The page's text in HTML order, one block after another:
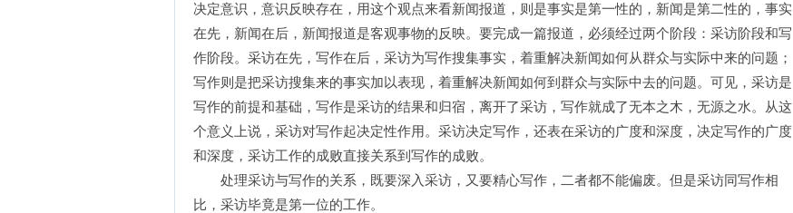
决定意识，意识反映存在，用这个观点来看新闻报道，则是事实是第一性的，新闻是第二性的，事实
在先，新闻在后，新闻报道是客观事物的反映。要完成一篇报道，必须经过两个阶段：采访阶段和写
作阶段。采访在先，写作在后，采访为写作搜集事实，着重解决新闻如何从群众与实际中来的问题；
写作则是把采访搜集来的事实加以表现，着重解决新闻如何到群众与实际中去的问题。可见，采访是
写作的前提和基础，写作是采访的结果和归宿，离开了采访，写作就成了无本之木，无源之水。从这
个意义上说，采访对写作起决定性作用。采访决定写作，还表在采访的广度和深度，决定写作的广度
和深度，采访工作的成败直接关系到写作的成败。
处理采访与写作的关系，既要深入采访，又要精心写作，二者都不能偏废。但是采访同写作相
比，采访毕竟是第一位的工作。